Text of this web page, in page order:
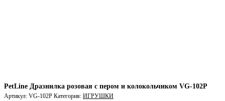
PetLine Дразнилка розовая с пером и колокольчиком VG-102P
Артикул: VG-102P Категория: ИГРУШКИ